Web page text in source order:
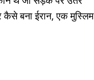
बना ईरान, एक मुस्लिम